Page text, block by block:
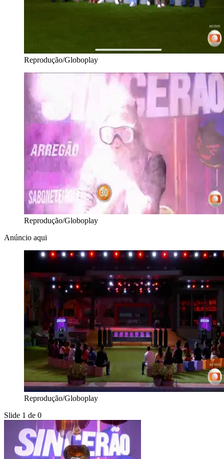
Reprodução/Globoplay
Reprodução/Globoplay
Anúncio aqui
Reprodução/Globoplay
Slide 1 de 0